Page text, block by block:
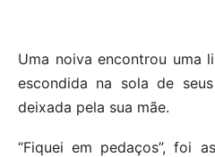
Uma noiva encontrou uma
escondida na sola de
deixada pela sua mãe.
“Fiquei em pedaços”, foi